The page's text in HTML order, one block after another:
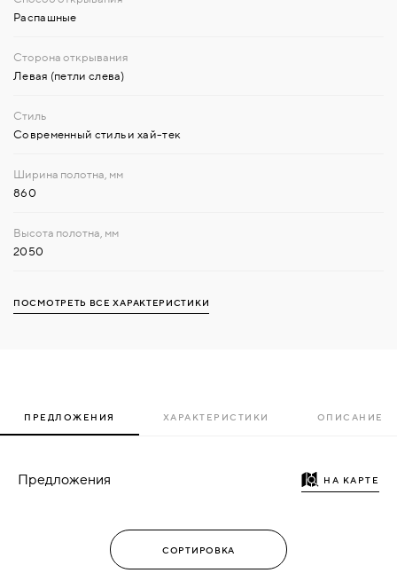
Распашные
Левая (петли слева)
Современный стиль и хай-тек
860
2050
ПОСМОТРЕТЬ ВСЕ ХАРАКТЕРИСТИКИ
ПРЕДЛОЖЕНИЯ ХАРАКТЕРИСТИКИ ОПИСАНИЕ
Предложения НА КАРТЕ